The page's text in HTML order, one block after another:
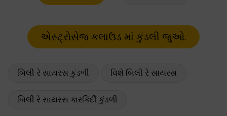
બિલી રે સાયરસ કુંડળી વિશે બિલી રે સાયરસ
બિલી રે સાયરસ કારકિર્દી કુંડળી